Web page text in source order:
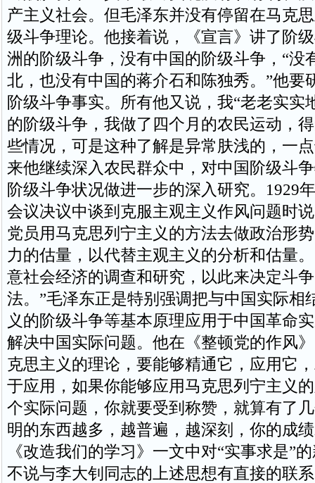
产主义社会。但毛泽东并没有停留在马克
级斗争理论。他接着说，《宣言》讲了阶
洲的阶级斗争，没有中国的阶级斗争，“没
北，也没有中国的蒋介石和陈独秀。”他要
阶级斗争事实。所有他又说，我“老老实实
的阶级斗争，我做了四个月的农民运动，
些情况，可是这种了解是异常肤浅的，一
来他继续深入农民群众中，对中国阶级斗
阶级斗争状况做进一步的深入研究。1929
会议决议中谈到克服主观主义作风问题时
党员用马克思列宁主义的方法去做政治形
力的估量，以代替主观主义的分析和估量
意社会经济的调查和研究，以此来决定斗
法。”毛泽东正是特别强调把与中国实际相
义的阶级斗争等基本原理应用于中国革命
解决中国实际问题。他在《整顿党的作风
克思主义的理论，要能够精通它，应用它
于应用，如果你能够应用马克思列宁主义
个实际问题，你就要受到称赞，就算有了
明的东西越多，越普遍，越深刻，你的成
《改造我们的学习》一文中对“实事求是”
不说与李大钊同志的上述思想有直接的联